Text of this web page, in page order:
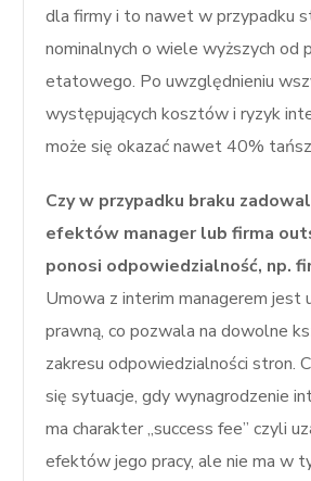
dla firmy i to nawet w przypadku
nominalnych o wiele wyższych od
etatowego. Po uwzględnieniu
występujących kosztów i ryzyk
może się okazać nawet 40%
Czy w przypadku braku
efektów manager lub firma
ponosi odpowiedzialność, np.
Umowa z interim managerem jest
prawną, co pozwala na dowolne
zakresu odpowiedzialności stron.
się sytuacje, gdy wynagrodzenie
ma charakter „success fee” czyli
efektów jego pracy, ale nie ma w